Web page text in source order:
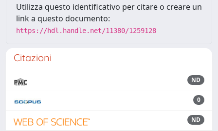
Utilizza questo identificativo per citare o creare un
link a questo documento:
https://hdl.handle.net/11380/1259128
Citazioni
ND
0
ND